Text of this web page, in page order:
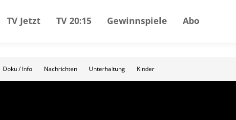
TV Jetzt TV 20:15 Gewinnspiele Abo
Doku / Info Nachrichten Unterhaltung Kinder